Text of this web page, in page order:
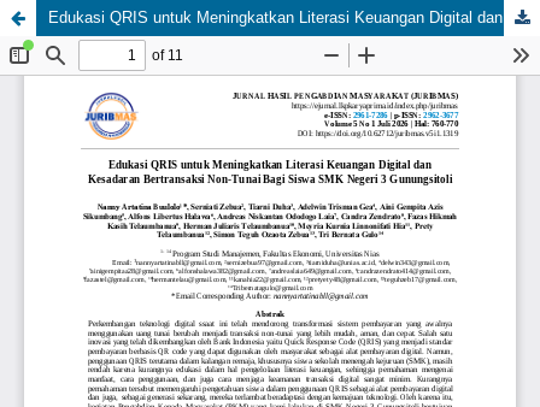
Edukasi QRIS untuk Meningkatkan Literasi Keuangan Digital dan Kesadaran Bertransaksi Non-Tunai Bagi Siswa SMK Negeri 3 Gunungsitoli